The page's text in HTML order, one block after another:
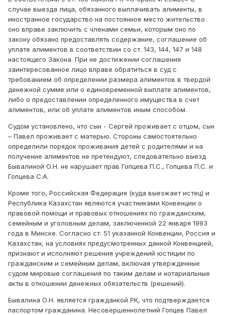
случае выезда лица, обязанного выплачивать алименты, в
иностранное государство на постоянное место жительство
оно вправе заключить с членами семьи, которым оно по
закону обязано предоставлять содержание, соглашение об
уплате алиментов в соответствии со ст. 143, 144, 147 и 148
настоящего Закона. При не достижении соглашения
заинтересованное лицо вправе обратиться в суд с
требованием об определении размера алиментов в твердой
денежной сумме или о единовременной выплате алиментов,
либо о предоставлении определенного имущества в счет
алиментов, или об уплате алиментов иным способом.
Судом установлено, что сын - Сергей проживает с отцом, сын
– Павел проживает с матерью. Стороны самостоятельно
определили порядок проживания детей с родителями и на
получение алиментов не претендуют, следовательно выезд
Бывалиной О.Н. не нарушает прав Гопцева П.С., Гопцева П.С. и
Гопцева С.А.
Кроме того, Российская Федерация (куда выезжает истец) и
Республика Казахстан являются участниками Конвенции о
правовой помощи и правовых отношениях по гражданским,
семейным и уголовным делам, заключенной 22 января 1993
года в Минске. Согласно ст. 51 указанной Конвенции, Россия и
Казахстан, на условиях предусмотренных данной Конвенцией,
признают и исполняют решения учреждений юстиции по
гражданским и семейным делам, включая утвержденные
судом мировые соглашения по таким делам и нотариальные
акты в отношении денежных обязательств (решений).
Бывалина О.Н. является гражданкой РК, что подтверждается
паспортом гражданина. Несовершеннолетний Гопцев Павел